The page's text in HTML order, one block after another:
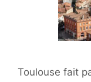
Toulouse fait